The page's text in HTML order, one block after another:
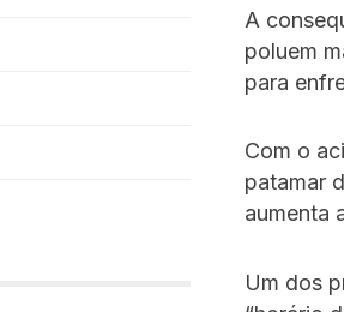
A
poluem
para
Com o
patamar
aumenta
Um dos